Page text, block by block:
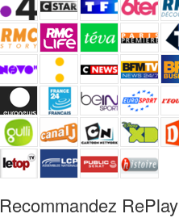
Recommandez RePlay